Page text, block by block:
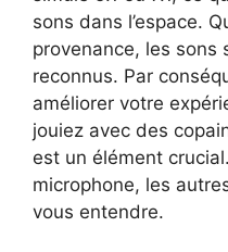
sons dans l’espace.
provenance, les sons
reconnus. Par
améliorer votre
jouiez avec des
est un élément
microphone, les
vous entendre.